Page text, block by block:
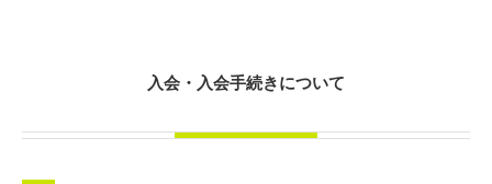
入会・入会手続きについて